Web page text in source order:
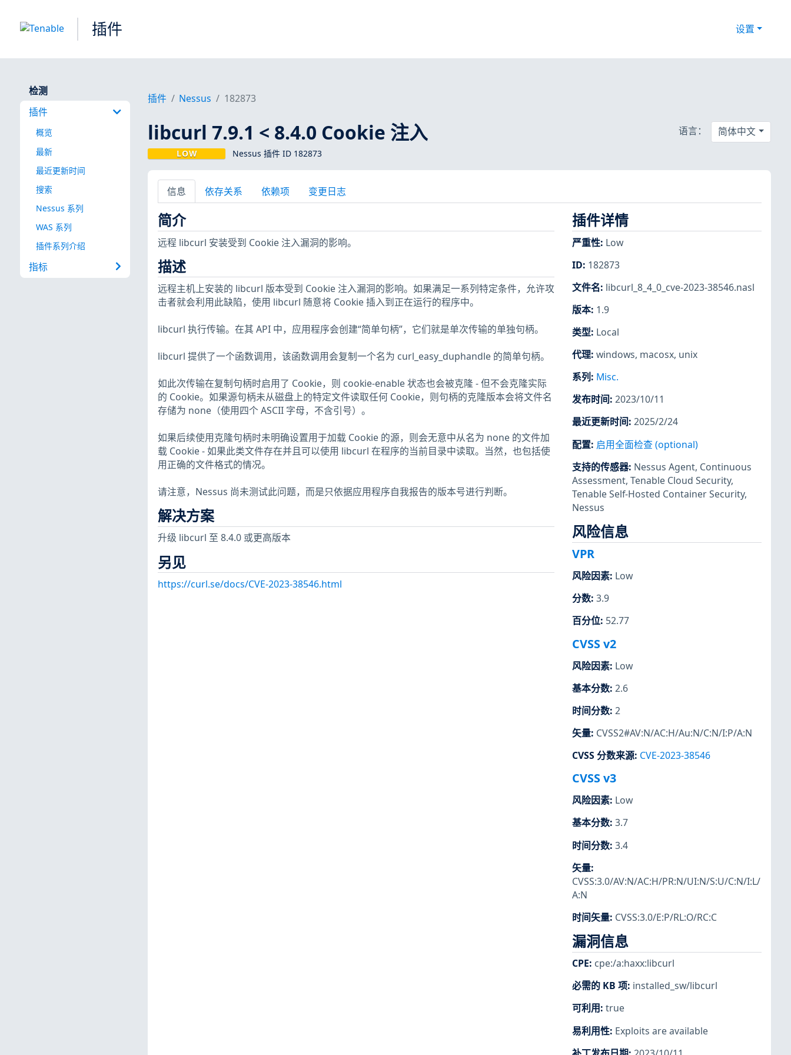
插件 设置
检测
插件
概览
最新
最近更新时间
搜索
Nessus 系列
WAS 系列
插件系列介绍
指标
插件 Nessus 182873
libcurl 7.9.1 < 8.4.0 Cookie 注入
LOW Nessus 插件 ID 182873
语言： 简体中文
信息 依存关系 依赖项 变更日志
简介
远程 libcurl 安装受到 Cookie 注入漏洞的影响。
描述
远程主机上安装的 libcurl 版本受到 Cookie 注入漏洞的影响。如果满足一系列特定条件，允许攻
击者就会利用此缺陷，使用 libcurl 随意将 Cookie 插入到正在运行的程序中。
libcurl 执行传输。在其 API 中，应用程序会创建“简单句柄”，它们就是单次传输的单独句柄。
libcurl 提供了一个函数调用，该函数调用会复制一个名为 curl_easy_duphandle 的简单句柄。
如此次传输在复制句柄时启用了 Cookie，则 cookie-enable 状态也会被克隆 - 但不会克隆实际
的 Cookie。如果源句柄未从磁盘上的特定文件读取任何 Cookie，则句柄的克隆版本会将文件名
存储为 none（使用四个 ASCII 字母，不含引号）。
如果后续使用克隆句柄时未明确设置用于加载 Cookie 的源，则会无意中从名为 none 的文件加
载 Cookie - 如果此类文件存在并且可以使用 libcurl 在程序的当前目录中读取。当然，也包括使
用正确的文件格式的情况。
请注意，Nessus 尚未测试此问题，而是只依据应用程序自我报告的版本号进行判断。
解决方案
升级 libcurl 至 8.4.0 或更高版本
另见
https://curl.se/docs/CVE-2023-38546.html
插件详情
严重性: Low
ID: 182873
文件名: libcurl_8_4_0_cve-2023-38546.nasl
版本: 1.9
类型: Local
代理: windows, macosx, unix
系列 : Misc.
发布时间: 2023/10/11
最近更新时间: 2025/2/24
配置: 启用全面检查 (optional)
支持的传感器: Nessus Agent, Continuous
Assessment, Tenable Cloud Security,
Tenable Self-Hosted Container Security,
Nessus
风险信息
VPR
风险因素: Low
分数: 3.9
百分位: 52.77
CVSS v2
风险因素: Low
基本分数: 2.6
时间分数: 2
矢量: CVSS2#AV:N/AC:H/Au:N/C:N/I:P/A:N
CVSS 分数来源: CVE-2023-38546
CVSS v3
风险因素: Low
基本分数: 3.7
时间分数: 3.4
矢量:
CVSS:3.0/AV:N/AC:H/PR:N/UI:N/S:U/C:N/I:L/
A:N
时间矢量: CVSS:3.0/E:P/RL:O/RC:C
漏洞信息
CPE: cpe:/a:haxx:libcurl
必需的 KB 项: installed_sw/libcurl
可利用: true
易利用性: Exploits are available